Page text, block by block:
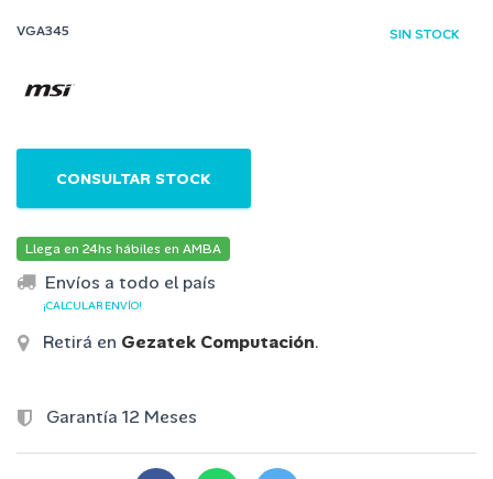
VGA345 SIN STOCK
CONSULTAR STOCK
Llega en 24hs hábiles en AMBA
Envíos a todo el país
¡CALCULAR ENVÍO!
Retirá en Gezatek Computación.
Garantía 12 Meses